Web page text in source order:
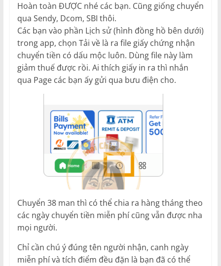
Hoàn toàn ĐƯỢC nhé các bạn. Cũng giống chuyển
qua Sendy, Dcom, SBI thôi.
Các bạn vào phần Lịch sử (hình đồng hồ bên dưới)
trong app, chọn Tải về là ra file giấy chứng nhận
chuyển tiền có dấu mộc luôn. Dùng file này làm
giảm thuế được rồi. Ai thích giấy in ra thì nhắn
qua Page các bạn ấy gửi qua bưu điện cho.
Chuyển 38 man thì có thể chia ra hàng tháng theo
các ngày chuyển tiền miễn phí cũng vẫn được nha
mọi người.
Chỉ cần chú ý đúng tên người nhận, canh ngày
miễn phí và tích điểm đều đặn là bạn đã có thể